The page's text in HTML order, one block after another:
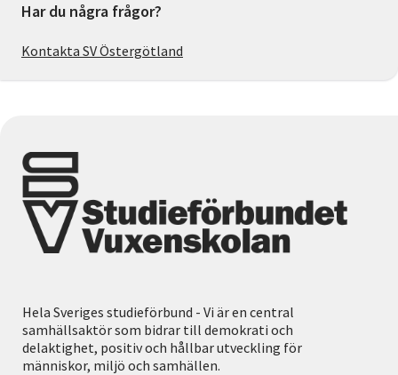
Har du några frågor?
Kontakta SV Östergötland
Hela Sveriges studieförbund - Vi är en central
samhällsaktör som bidrar till demokrati och
delaktighet, positiv och hållbar utveckling för
människor, miljö och samhällen.